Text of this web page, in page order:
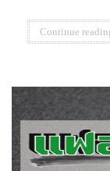
Continue